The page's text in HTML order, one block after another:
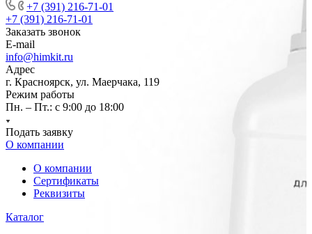
+7 (391) 216-71-01
+7 (391) 216-71-01
Заказать звонок
E-mail
info@himkit.ru
Адрес
г. Красноярск, ул. Маерчака, 119
Режим работы
Пн. – Пт.: с 9:00 до 18:00
Подать заявку
О компании
О компании
Сертификаты
Реквизиты
Каталог